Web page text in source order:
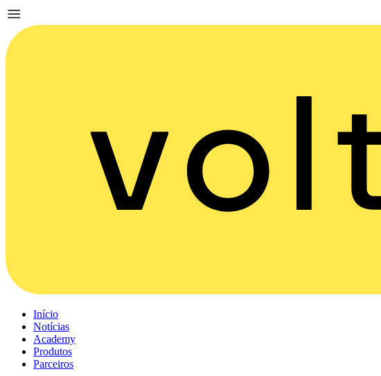
Início
Notícias
Academy
Produtos
Parceiros